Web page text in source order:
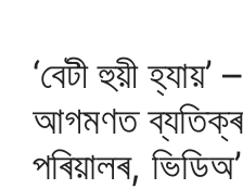
‘বেটী হুয়ী
আগমণত
পৰিয়ালৰ,